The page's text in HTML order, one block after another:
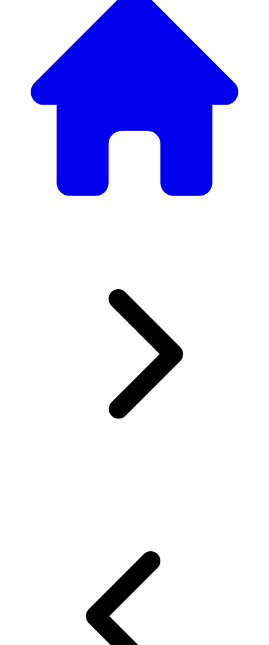
Descubra a nossa ampla seleção de mobiliário de design
Nosso Catálogo de
Mobiliário
temos tudo o que precisa para criar o ambiente perfeito.